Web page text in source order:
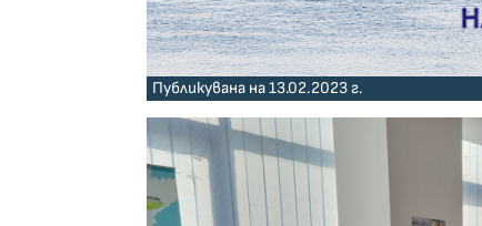
Публикувана на 13.02.2023 г.